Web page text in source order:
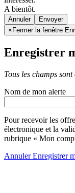
A bientôt.
Annuler
× Fermer la fenêtre
Enregistrer
Tous les champs
Nom de mon alerte
Pour recevoir les
électronique et la
rubrique « Mon
AnnulerEnregistrer